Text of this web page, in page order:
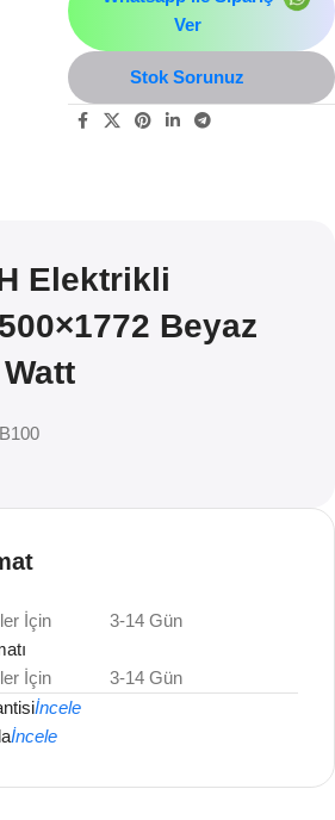
Ver
Stok Sorunuz
Elektrikli
Beyaz
İçin
3-14 Gün
İçin
3-14 Gün
İncele
İncele